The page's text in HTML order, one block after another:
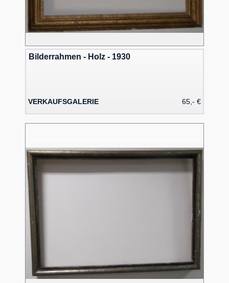
Bilderrahmen - Holz - 1930
VERKAUFSGALERIE 65,- €